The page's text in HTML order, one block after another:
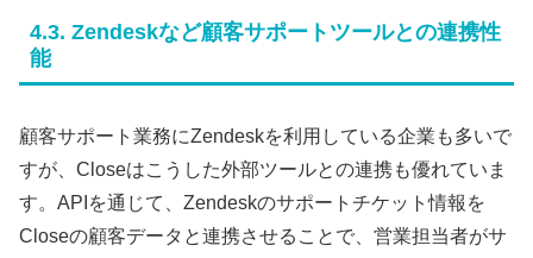
4.3. Zendeskなど顧客サポートツールとの連携性
能
顧客サポート業務にZendeskを利用している企業も多いで
すが、Closeはこうした外部ツールとの連携も優れていま
す。APIを通じて、Zendeskのサポートチケット情報を
Closeの顧客データと連携させることで、営業担当者がサ